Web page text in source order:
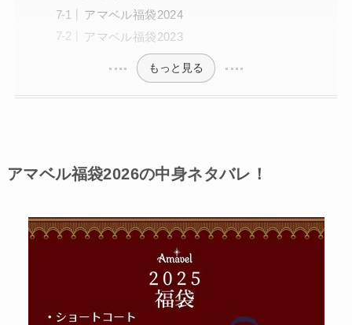
アマベル福袋2024
アマベル福袋2023
もっと見る
アマベル福袋2026の中身ネタバレ！